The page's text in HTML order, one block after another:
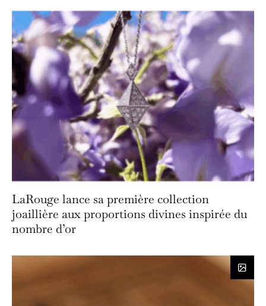
LaRouge lance sa première collection
joaillière aux proportions divines inspirée du
nombre d’or